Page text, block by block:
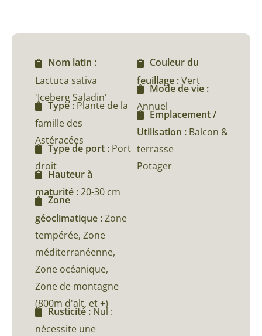
Nom latin :
Lactuca sativa
'Iceberg Saladin'
Type : Plante de la
famille des
Astéracées
Type de port : Port
droit
Hauteur à
maturité :20-30 cm
Zone
géoclimatique :Zone
tempérée, Zone
méditerranéenne,
Zone océanique,
Zone de montagne
(800m d'alt, et +)
Rusticité :Nul :
nécessite une
Couleur du
feuillage :Vert
Mode de vie :
Annuel
Emplacement /
Utilisation : Balcon &
terrasse
Potager